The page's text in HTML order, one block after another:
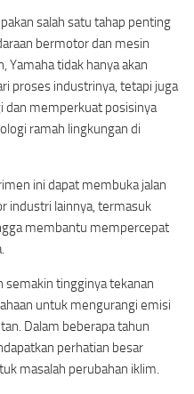
salah satu tahap penting
bermotor dan mesin
Yamaha tidak hanya akan
proses industrinya, tetapi juga
dan memperkuat posisinya
ramah lingkungan di
ini dapat membuka jalan
industri lainnya, termasuk
membantu mempercepat
semakin tingginya tekanan
untuk mengurangi emisi
Dalam beberapa tahun
perhatian besar
masalah perubahan iklim.